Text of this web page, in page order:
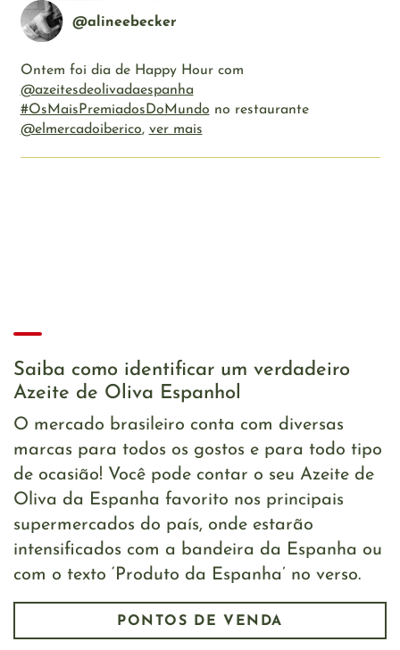
@alineebecker
Ontem foi dia de Happy Hour com
@azeitesdeolivadaespanha
#OsMaisPremiadosDoMundo no restaurante
@elmercadoiberico, ver mais
Saiba como identificar um verdadeiro
Azeite de Oliva Espanhol
O mercado brasileiro conta com diversas
marcas para todos os gostos e para todo tipo
de ocasião! Você pode contar o seu Azeite de
Oliva da Espanha favorito nos principais
supermercados do país, onde estarão
intensificados com a bandeira da Espanha ou
com o texto ‘Produto da Espanha’ no verso.
PONTOS DE VENDA